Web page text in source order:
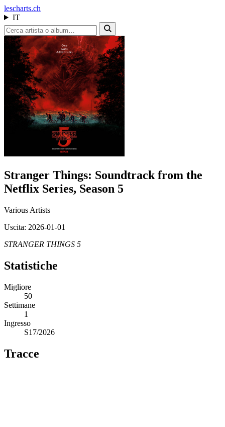
lescharts.ch
IT
Stranger Things: Soundtrack from the
Netflix Series, Season 5
Various Artists
Uscita: 2026-01-01
STRANGER THINGS 5
Statistiche
Migliore
50
Settimane
1
Ingresso
S17/2026
Tracce